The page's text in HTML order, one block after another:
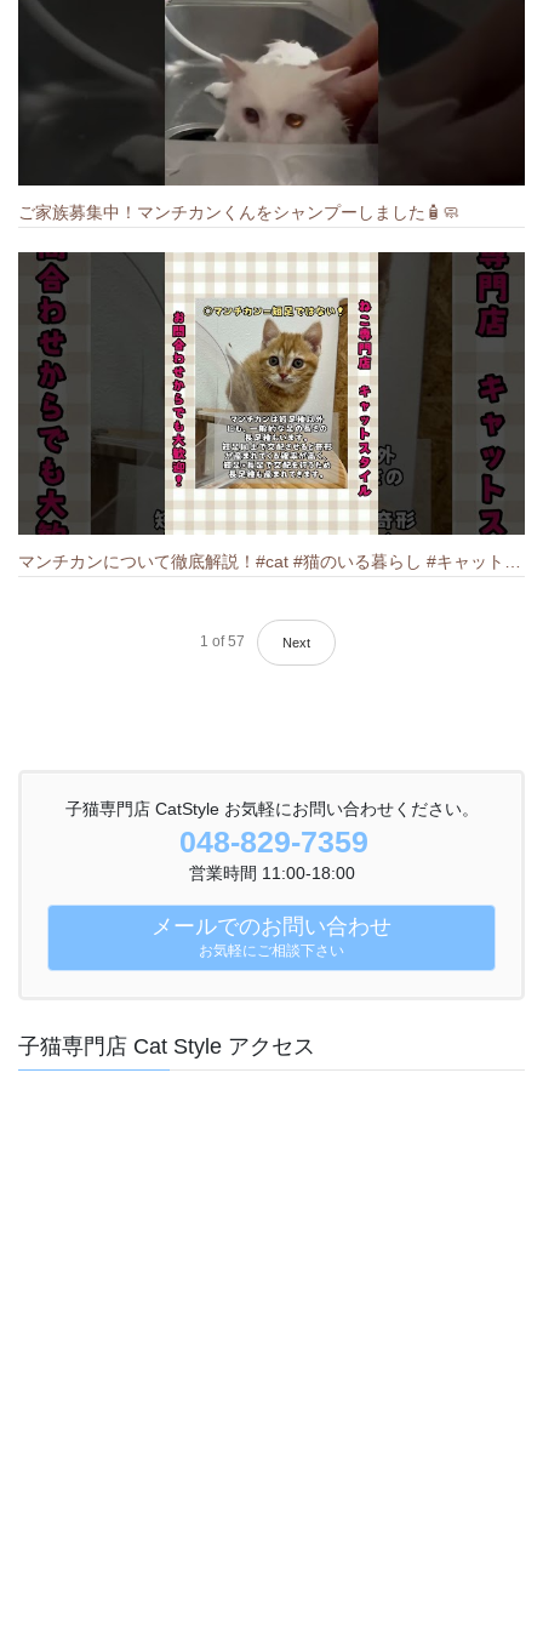
ご家族募集中！マンチカンくんをシャンプーしました🧴🧼
1 of 57 Next
子猫専門店 CatStyle お気軽にお問い合わせください。
048-829-7359
営業時間 11:00-18:00
メールでのお問い合わせ
お気軽にご相談下さい
子猫専門店 Cat Style アクセス